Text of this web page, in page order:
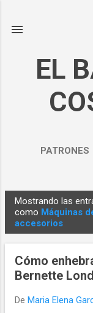
EL
PATRONES
t
Mostrando las
como Máquinas
accesorios
Cómo
Bernette
De Maria Elena